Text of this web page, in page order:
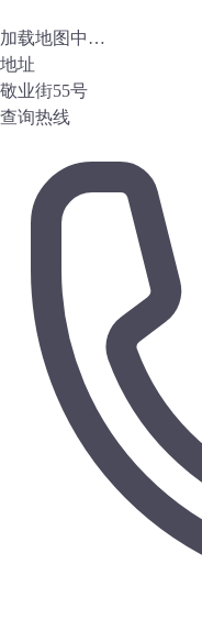
加载地图中…
地址
敬业街55号
查询热线